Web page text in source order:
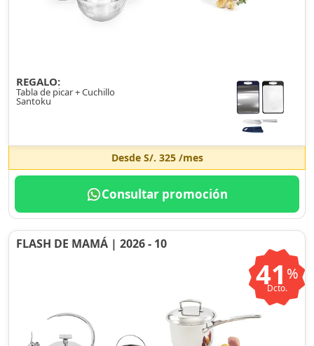
REGALO:
Tabla de picar + Cuchillo
Santoku
Desde S/. 325/mes
Consultar promoción
FLASH DE MAMÁ | 2026 - 10
41 %
Dcto.